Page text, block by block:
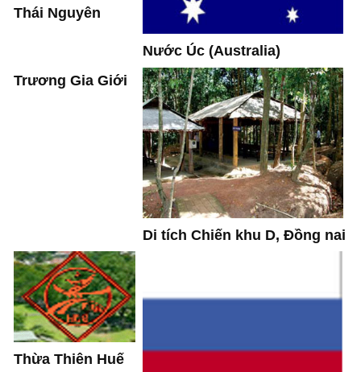
Thái Nguyên
Nước Úc (Australia)
Trương Gia Giới
Di tích Chiến khu D, Đồng nai
Thừa Thiên Huế